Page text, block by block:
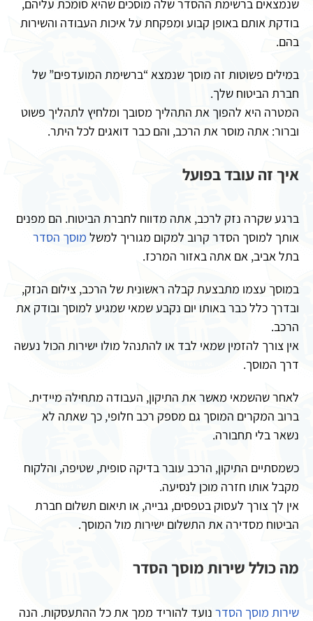
שנמצאים ברשימת ההסדר שלה מוסכים שהיא סומכת עליהם,
בודקת אותם באופן קבוע ומפקחת על איכות העבודה והשירות
בהם.
במילים פשוטות זה מוסך שנמצא “ברשימת המועדפים” של
חברת הביטוח שלך.
המטרה היא להפוך את התהליך מסובך ומלחיץ לתהליך פשוט
וברור: אתה מוסר את הרכב, והם כבר דואגים לכל היתר.
איך זה עובד בפועל
ברגע שקרה נזק לרכב, אתה מדווח לחברת הביטוח. הם מפנים
אותך למוסך הסדר קרוב למקום מגוריך למשל מוסך הסדר
בתל אביב, אם אתה באזור המרכז.
במוסך עצמו מתבצעת קבלה ראשונית של הרכב, צילום הנזק,
ובדרך כלל כבר באותו יום נקבע שמאי שמגיע למוסך ובודק את
הרכב.
אין צורך להזמין שמאי לבד או להתנהל מולו ישירות הכול נעשה
דרך המוסך.
לאחר שהשמאי מאשר את התיקון, העבודה מתחילה מיידית.
ברוב המקרים המוסך גם מספק רכב חלופי, כך שאתה לא
נשאר בלי תחבורה.
כשמסתיים התיקון, הרכב עובר בדיקה סופית, שטיפה, והלקוח
מקבל אותו חזרה מוכן לנסיעה.
אין לך צורך לעסוק בטפסים, גבייה, או תיאום תשלום חברת
הביטוח מסדירה את התשלום ישירות מול המוסך.
מה כולל שירות מוסך הסדר
שירות מוסך הסדר נועד להוריד ממך את כל ההתעסקות. הנה